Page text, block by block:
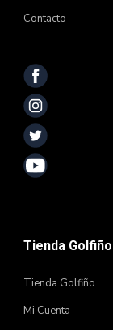
Contacto
Tienda Golfiño
Tienda Golfiño
Mi Cuenta